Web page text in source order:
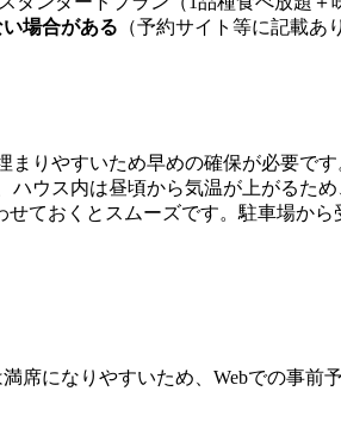
場合がある （予約サイト等に記載
りやすいため早めの確保が必要です
ウス内は昼頃から気温が上がるた
ておくとスムーズです。駐車場から
になりやすいため、Webでの事前予